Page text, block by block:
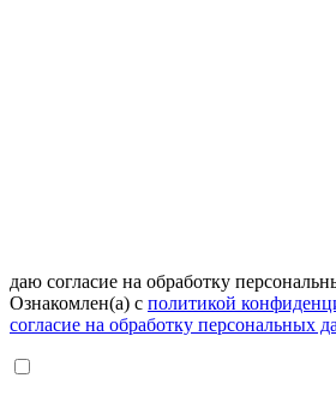
даю согласие на обработку
Ознакомлен(а) с политикой
согласие на обработку персональных